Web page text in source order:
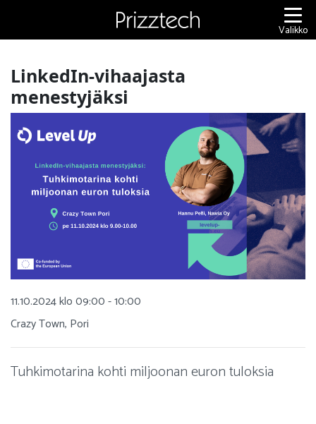
Valikko
LinkedIn-vihaajasta
menestyjäksi
11.10.2024 klo 09:00 - 10:00
Crazy Town, Pori
Tuhkimotarina kohti miljoonan euron tuloksia